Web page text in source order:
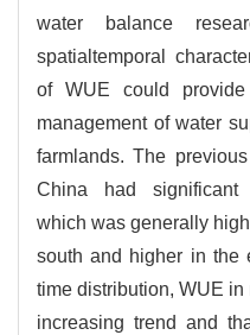
water balance
spatialtemporal
of WUE could provide
management of water
farmlands. The
China had significant
which was generally
south and higher in the
time distribution, WUE
increasing trend and